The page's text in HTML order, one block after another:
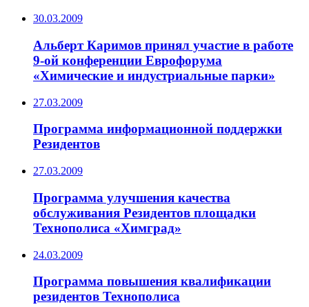
30.03.2009
Альберт Каримов принял участие в работе
9-ой конференции Еврофорума
«Химические и индустриальные парки»
27.03.2009
Программа информационной поддержки
Резидентов
27.03.2009
Программа улучшения качества
обслуживания Резидентов площадки
Технополиса «Химград»
24.03.2009
Программа повышения квалификации
резидентов Технополиса